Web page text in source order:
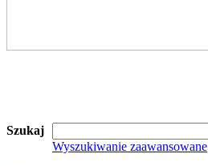
Szukaj
Wyszukiwanie zaawansowane